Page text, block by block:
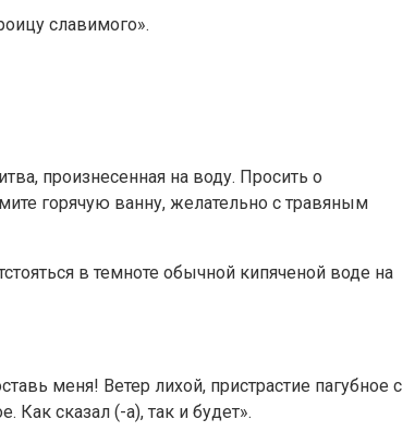
славимого».
произнесенная на воду. Просить о
горячую ванну, желательно с травяным
в темноте обычной кипяченой воде на
меня! Ветер лихой, пристрастие пагубное с
Как сказал (-а), так и будет».